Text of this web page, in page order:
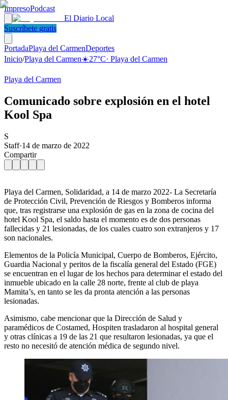
ImpresoPodcast
El Diario Local
Suscríbete gratis
PortadaPlaya del CarmenDeportes
Inicio/Playa del Carmen☀️27°C· Playa del Carmen
Playa del Carmen
Comunicado sobre explosión en el hotel
Kool Spa
S
Staff·14 de marzo de 2022
Compartir
Playa del Carmen, Solidaridad, a 14 de marzo 2022- La Secretaría
de Protección Civil, Prevención de Riesgos y Bomberos informa
que, tras registrarse una explosión de gas en la zona de cocina del
hotel Kool Spa, el saldo hasta el momento es de dos personas
fallecidas y 21 lesionadas, de los cuales cuatro son extranjeros y 17
son nacionales.
Elementos de la Policía Municipal, Cuerpo de Bomberos, Ejército,
Guardia Nacional y peritos de la fiscalía general del Estado (FGE)
se encuentran en el lugar de los hechos para determinar el estado del
inmueble ubicado en la calle 28 norte, frente al club de playa
Mamita’s, en tanto se les da pronta atención a las personas
lesionadas.
Asimismo, cabe mencionar que la Dirección de Salud y
paramédicos de Costamed, Hospiten trasladaron al hospital general
y otras clínicas a 19 de las 21 que resultaron lesionadas, ya que el
resto no necesitó de atención médica de segundo nivel.